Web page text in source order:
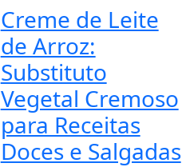
Creme de Leite
de Arroz:
Substituto
Vegetal Cremoso
para Receitas
Doces e Salgadas